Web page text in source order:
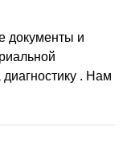
документы и
. Нам